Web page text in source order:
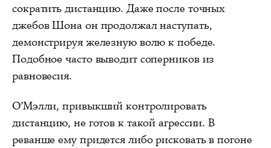
сократить дистанцию. Даже после точных
джебов Шона он продолжал наступать,
демонстрируя железную волю к победе.
Подобное часто выводит соперников из
равновесия.
О’Мэлли, привыкший контролировать
дистанцию, не готов к такой агрессии. В
реванше ему придется либо рисковать в погоне